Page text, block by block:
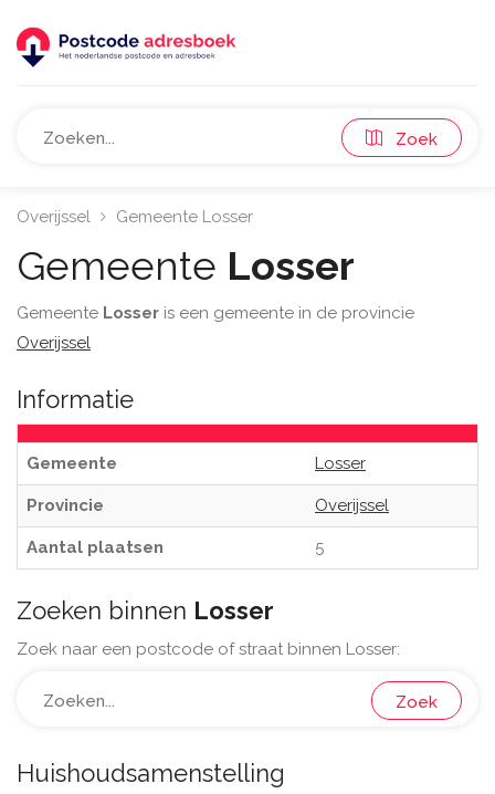
Zoek
Overijssel Gemeente Losser
Gemeente Losser
Gemeente Losser is een gemeente in de provincie
Overijssel
Informatie
Gemeente Losser
Provincie Overijssel
Aantal plaatsen 5
Zoeken binnen Losser
Zoek naar een postcode of straat binnen Losser:
Zoek
Huishoudsamenstelling